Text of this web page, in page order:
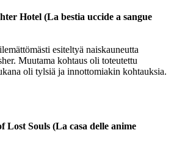
Hotel (La bestia uccide a sangue
esiteltyä naiskauneutta
Muutama kohtaus oli toteutettu
oli tylsiä ja innottomiakin kohtauksia.
Lost Souls (La casa delle anime